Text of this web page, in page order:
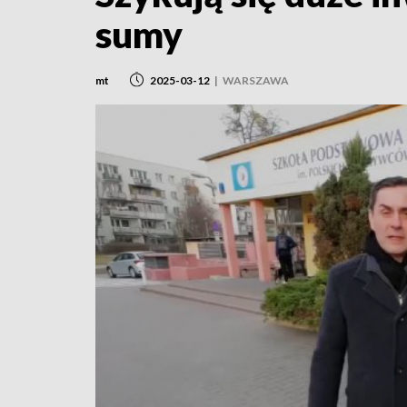
sumy
mt 2025-03-12 | WARSZAWA